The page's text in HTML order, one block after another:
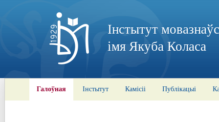
Інстытут
імя Якуба Коласа
Галоўная Інстытут Камісіі Публікацыі